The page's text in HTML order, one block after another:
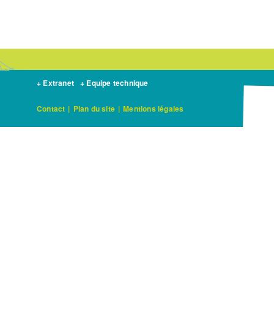
+ Extranet + Equipe technique
Contact | Plan du site | Mentions légales